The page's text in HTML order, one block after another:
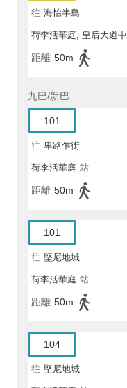
往 海怡半島
荷李活華庭, 皇后大道中
距離 50m
九巴/新巴
101
往 卑路乍街
荷李活華庭 站
距離 50m
101
往 堅尼地城
荷李活華庭 站
距離 50m
104
往 堅尼地城